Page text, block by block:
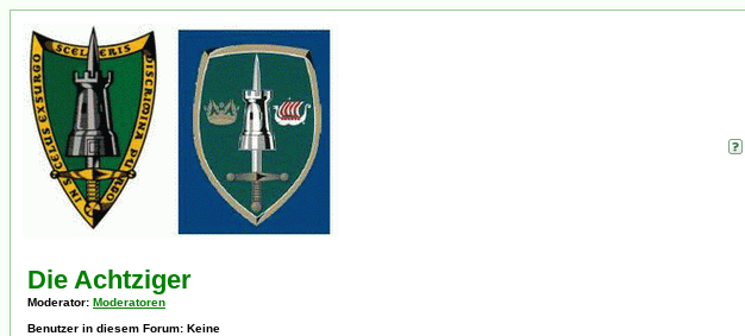
Die Achtziger
Moderator: Moderatoren
Benutzer in diesem Forum: Keine